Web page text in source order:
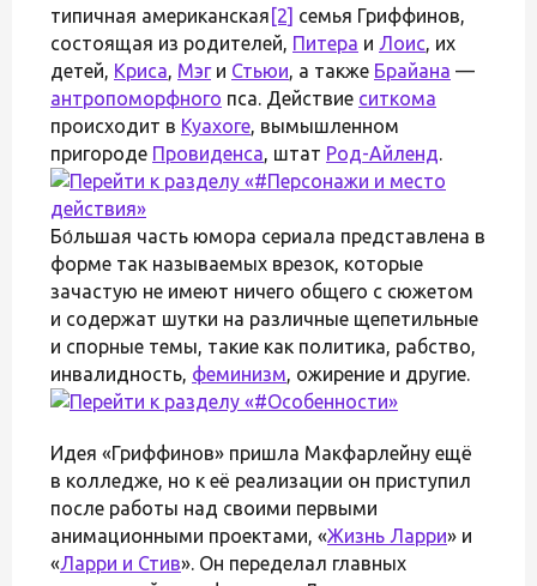
типичная американская [2] семья Гриффинов,
состоящая из родителей, Питера и Лоис, их
детей, Криса, Мэги Стьюи, а также Брайана —
антропоморфного пса. Действие ситкома
происходит в Куахоге, вымышленном
пригороде Провиденса, штат Род-Айленд.
Бо́льшая часть юмора сериала представлена в
форме так называемых врезок, которые
зачастую не имеют ничего общего с сюжетом
и содержат шутки на различные щепетильные
и спорные темы, такие как политика, рабство,
инвалидность, феминизм, ожирение и другие.
Идея «Гриффинов» пришла Макфарлейну ещё
в колледже, но к её реализации он приступил
после работы над своими первыми
анимационными проектами, «Жизнь Ларри» и
«Ларри и Стив». Он переделал главных